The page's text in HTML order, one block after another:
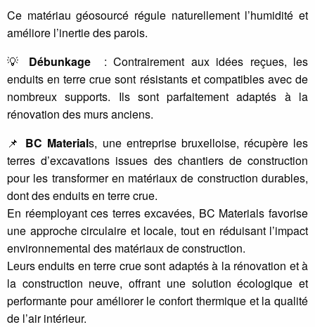
Ce matériau géosourcé régule naturellement l’humidité et
améliore l’inertie des parois.
💡 Débunkage
: Contrairement aux idées reçues, les
enduits en terre crue sont résistants et compatibles avec de
nombreux supports. Ils sont parfaitement adaptés à la
rénovation des murs anciens.
📌 BC Materials, une entreprise bruxelloise, récupère les
terres d’excavations issues des chantiers de construction
pour les transformer en matériaux de construction durables,
dont des enduits en terre crue.
En réemployant ces terres excavées, BC Materials favorise
une approche circulaire et locale, tout en réduisant l’impact
environnemental des matériaux de construction.
Leurs enduits en terre crue sont adaptés à la rénovation et à
la construction neuve, offrant une solution écologique et
performante pour améliorer le confort thermique et la qualité
de l’air intérieur.